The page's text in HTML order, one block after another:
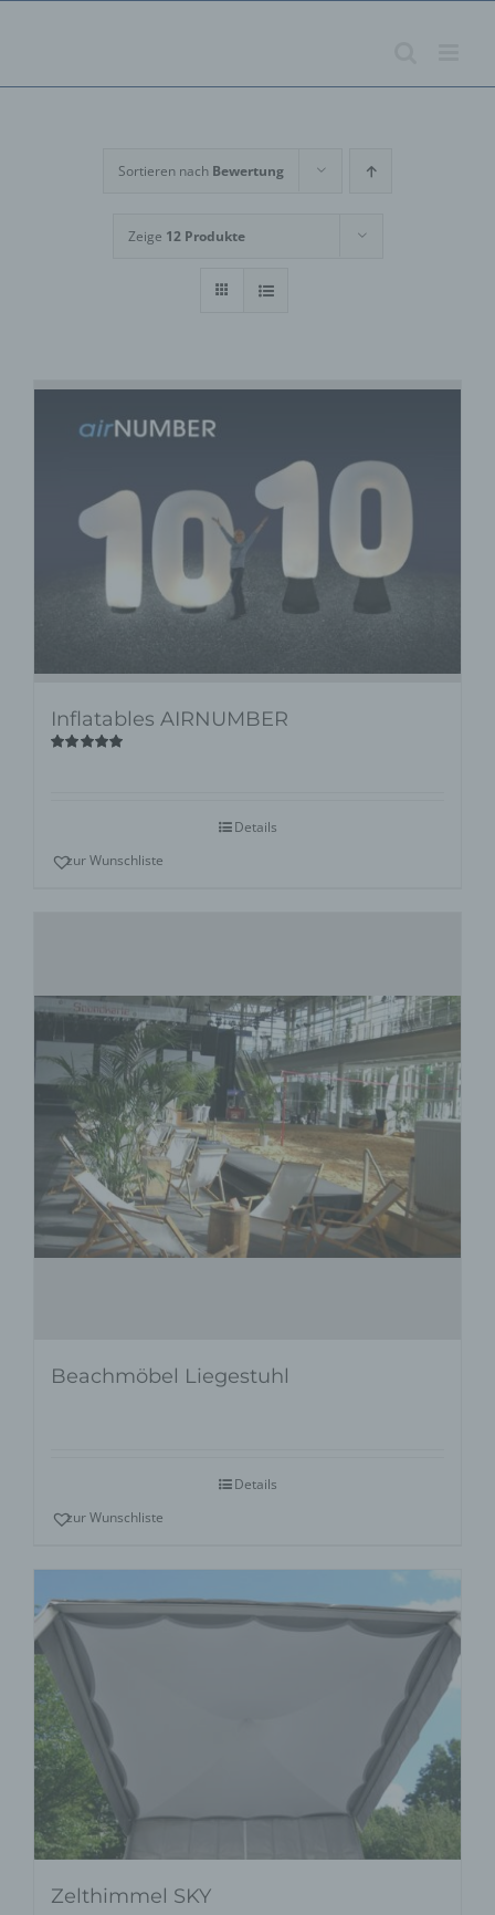
Sortieren nach Bewertung
Zeige 12 Produkte
Inflatables AIRNUMBER
Details
zur Wunschliste
Beachmöbel Liegestuhl
Details
zur Wunschliste
Zelthimmel SKY